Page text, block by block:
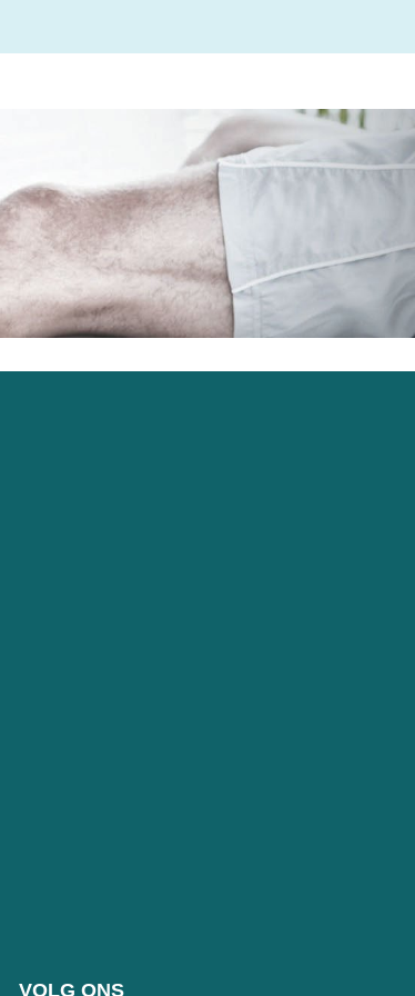
VOLG ONS